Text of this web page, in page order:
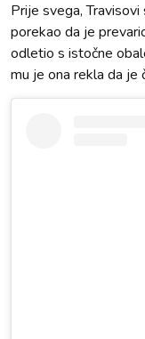
Prije svega,
porekao da je
odletio s istočne
mu je ona rekla da je